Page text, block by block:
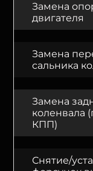
Замена
двигателя
Замена
сальника
Замена
коленвала
КПП)
Снятие/